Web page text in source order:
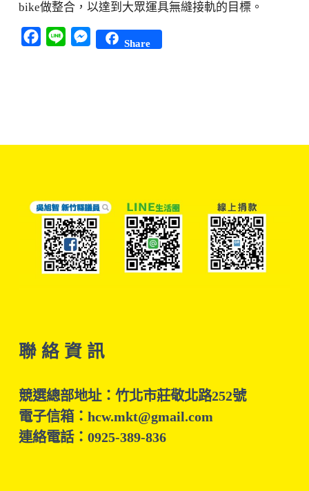
bike做整合，以達到大眾運具無縫接軌的目標。
Facebook
Line Messenger
Share
聯 絡 資 訊
競選總部地址：竹北市莊敬北路252號
電子信箱：hcw.mkt@gmail.com
連絡電話：0925-389-836